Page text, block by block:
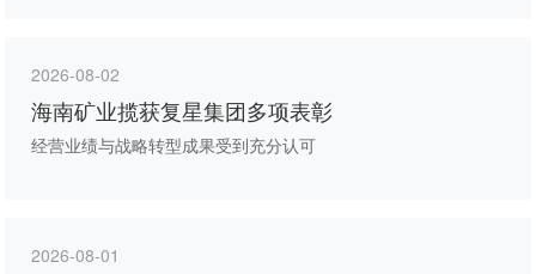
2026-08-02
海南矿业揽获复星集团多项表彰
经营业绩与战略转型成果受到充分认可
2026-08-01